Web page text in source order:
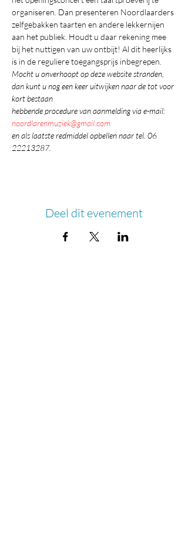
organiseren. Dan presenteren Noordlaarders
zelfgebakken taarten en andere lekkernijen
aan het publiek. Houdt u daar rekening mee
bij het nuttigen van uw ontbijt! Al dit heerlijks
is in de reguliere toegangsprijs inbegrepen.
Mocht u onverhoopt op deze website stranden,
dan kunt u nog een keer uitwijken naar de tot voor
kort bestaan
hebbende procedure van aanmelding via e-mail:
noordlarenmuziek@gmail.com
en als laatste redmiddel opbellen naar tel. 06
22213287.
Deel dit evenement